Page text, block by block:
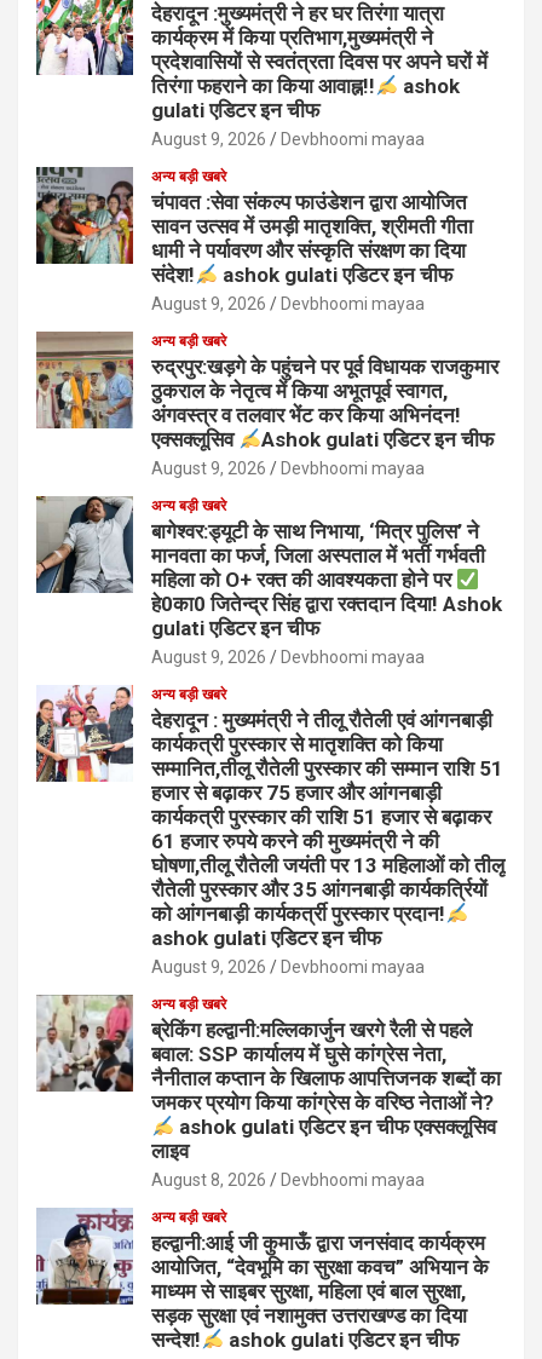
देहरादून :मुख्यमंत्री ने हर घर तिरंगा यात्रा
कार्यक्रम में किया प्रतिभाग,मुख्यमंत्री ने
प्रदेशवासियों से स्वतंत्रता दिवस पर अपने घरों में
तिरंगा फहराने का किया आवाह्न!!
ashok
gulati एडिटर इन चीफ
August 9, 2026 Devbhoomi mayaa
अन्य बड़ी खबरे
चंपावत :सेवा संकल्प फाउंडेशन द्वारा आयोजित
सावन उत्सव में उमड़ी मातृशक्ति, श्रीमती गीता
धामी ने पर्यावरण और संस्कृति संरक्षण का दिया
संदेश!
ashok gulati एडिटर इन चीफ
August 9, 2026 Devbhoomi mayaa
अन्य बड़ी खबरे
रुद्रपुर:खड़गे के पहुंचने पर पूर्व विधायक राजकुमार
ठुकराल के नेतृत्व में किया अभूतपूर्व स्वागत,
अंगवस्त्र व तलवार भेंट कर किया अभिनंदन!
एक्सक्लूसिव
Ashok gulati एडिटर इन चीफ
August 9, 2026 Devbhoomi mayaa
अन्य बड़ी खबरे
बागेश्वर:ड्यूटी के साथ निभाया, ‘मित्र पुलिस’ ने
मानवता का फर्ज, जिला अस्पताल में भर्ती गर्भवती
महिला को O+ रक्त की आवश्यकता होने पर
हे0का0 जितेन्द्र सिंह द्वारा रक्तदान दिया! Ashok
gulati एडिटर इन चीफ
August 9, 2026 Devbhoomi mayaa
अन्य बड़ी खबरे
देहरादून : मुख्यमंत्री ने तीलू रौतेली एवं आंगनबाड़ी
कार्यकत्री पुरस्कार से मातृशक्ति को किया
सम्मानित,तीलू रौतेली पुरस्कार की सम्मान राशि 51
हजार से बढ़ाकर 75 हजार और आंगनबाड़ी
कार्यकत्री पुरस्कार की राशि 51 हजार से बढ़ाकर
61 हजार रुपये करने की मुख्यमंत्री ने की
घोषणा,तीलू रौतेली जयंती पर 13 महिलाओं को तीलू
रौतेली पुरस्कार और 35 आंगनबाड़ी कार्यकर्त्रियों
को आंगनबाड़ी कार्यकर्त्री पुरस्कार प्रदान!
ashok gulati एडिटर इन चीफ
August 9, 2026 Devbhoomi mayaa
अन्य बड़ी खबरे
ब्रेकिंग हल्द्वानी:मल्लिकार्जुन खरगे रैली से पहले
बवाल: SSP कार्यालय में घुसे कांग्रेस नेता,
नैनीताल कप्तान के खिलाफ आपत्तिजनक शब्दों का
जमकर प्रयोग किया कांग्रेस के वरिष्ठ नेताओं ने?
ashok gulati एडिटर इन चीफ एक्सक्लूसिव
लाइव
August 8, 2026 Devbhoomi mayaa
अन्य बड़ी खबरे
हल्द्वानी:आई जी कुमाऊँ द्वारा जनसंवाद कार्यक्रम
आयोजित, “देवभूमि का सुरक्षा कवच” अभियान के
माध्यम से साइबर सुरक्षा, महिला एवं बाल सुरक्षा,
सड़क सुरक्षा एवं नशामुक्त उत्तराखण्ड का दिया
सन्देश!
ashok gulati एडिटर इन चीफ